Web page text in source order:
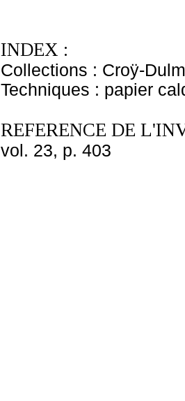
INDEX :
Collections : Croÿ-
Techniques : papier
REFERENCE DE
vol. 23, p. 403